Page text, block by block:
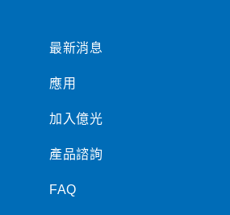
最新消息
應用
加入億光
產品諮詢
FAQ